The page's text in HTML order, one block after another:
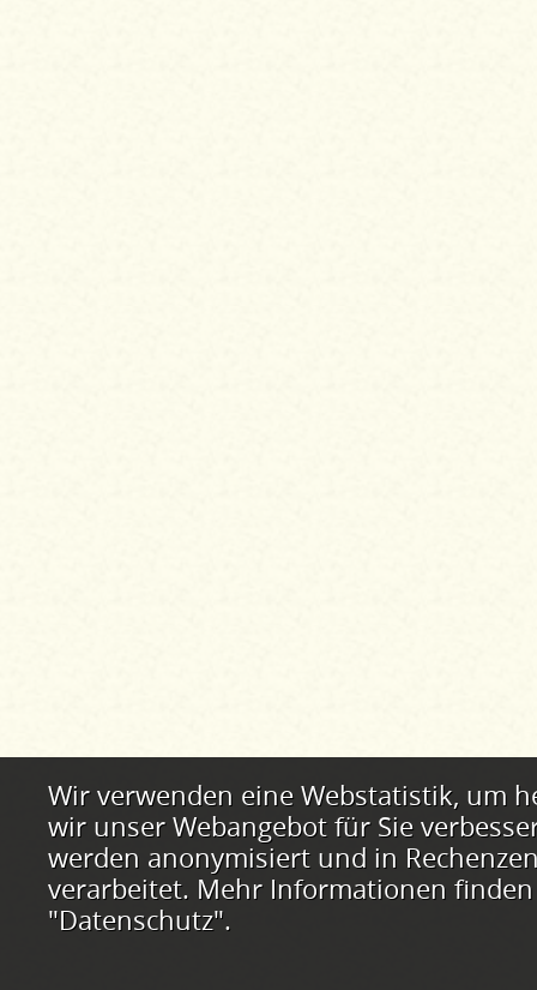
Webstatistik
Wir verwenden eine Webstatistik, um
wir unser Webangebot für Sie
werden anonymisiert und in
verarbeitet. Mehr Informationen
"Datenschutz".